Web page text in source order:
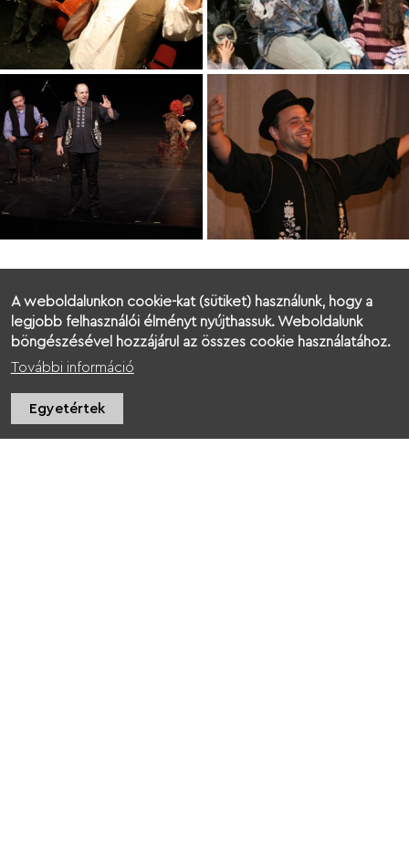
KULTÚRA ÉS SPORT
A weboldalunkon cookie-kat (sütiket) használunk, hogy a
legjobb felhasználói élményt nyújthassuk. Weboldalunk
böngészésével hozzájárul az összes cookie használatához.
További információ
Egyetértek